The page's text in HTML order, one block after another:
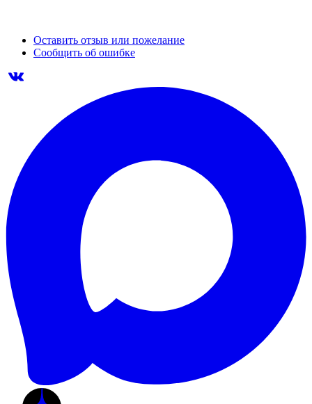
Оставить отзыв или пожелание
Сообщить об ошибке